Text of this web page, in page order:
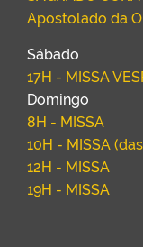
Apostolado da
Sábado
17H - MISSA
Domingo
8H - MISSA
10H - MISSA
12H - MISSA
19H - MISSA